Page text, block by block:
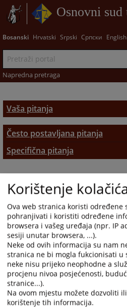
Osnovni
Bosanski Hrvatski Srpski Српски English
Napredna pretraga
Vaša pitanja
Često postavljana pitanja
Često postavljana pitanja
Specifična pitanja
Korištenje
Ova web stranica koristi određene
pohranjivati i koristiti određene
browsera i vašeg uređaja (npr. IP
sesiji unutar browsera, ...).
Neke od ovih informacija su nam
stranica ne bi mogla fukcionisati u
neke nisu prijeko neophodne a
procjenu nivoa posjećenosti,
stranice...).
Na ovom mjestu možete dozvoliti
korištenje tih informacija.